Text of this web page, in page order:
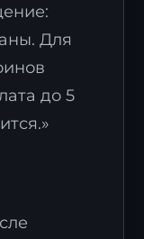
Для
до 5
с
плана